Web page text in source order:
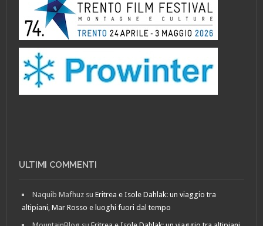
ULTIMI COMMENTI
Naquib Mafhuz suEritrea e Isole Dahlak: un viaggio tra
altipiani, Mar Rosso e luoghi fuori dal tempo